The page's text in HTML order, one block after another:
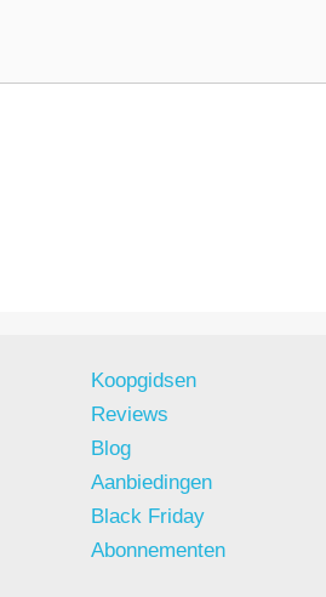
Koopgidsen
Reviews
Blog
Aanbiedingen
Black Friday
Abonnementen